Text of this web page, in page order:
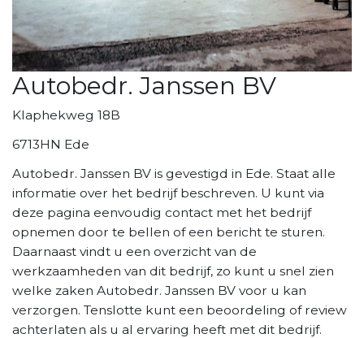
Autobedr. Janssen BV
Klaphekweg 18B
6713HN Ede
Autobedr. Janssen BV is gevestigd in Ede. Staat alle
informatie over het bedrijf beschreven. U kunt via
deze pagina eenvoudig contact met het bedrijf
opnemen door te bellen of een bericht te sturen.
Daarnaast vindt u een overzicht van de
werkzaamheden van dit bedrijf, zo kunt u snel zien
welke zaken Autobedr. Janssen BV voor u kan
verzorgen. Tenslotte kunt een beoordeling of review
achterlaten als u al ervaring heeft met dit bedrijf.